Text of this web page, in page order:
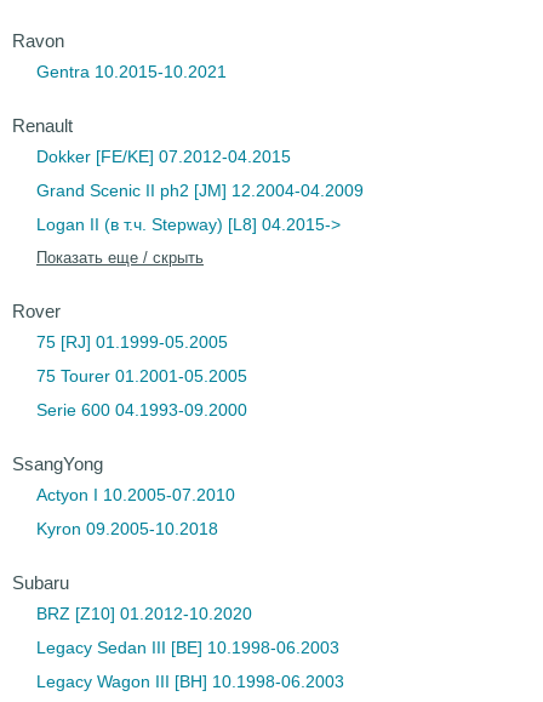
Ravon
Gentra 10.2015-10.2021
Renault
Dokker [FE/KE] 07.2012-04.2015
Grand Scenic II ph2 [JM] 12.2004-04.2009
Logan II (в т.ч. Stepway) [L8] 04.2015->
Показать еще / скрыть
Rover
75 [RJ] 01.1999-05.2005
75 Tourer 01.2001-05.2005
Serie 600 04.1993-09.2000
SsangYong
Actyon I 10.2005-07.2010
Kyron 09.2005-10.2018
Subaru
BRZ [Z10] 01.2012-10.2020
Legacy Sedan III [BE] 10.1998-06.2003
Legacy Wagon III [BH] 10.1998-06.2003